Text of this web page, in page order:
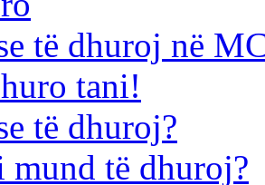
të dhuroj në
tani!
të dhuroj?
mund të dhuroj?